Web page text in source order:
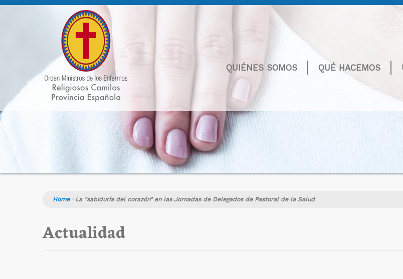
QUIÉNES SOMOS QUÉ HACEMOS
Home· La “sabiduría del corazón” en las Jornadas de Delegados de Pastoral de la Salud
Actualidad